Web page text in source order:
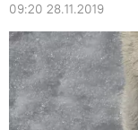
09:20 28.11.2019